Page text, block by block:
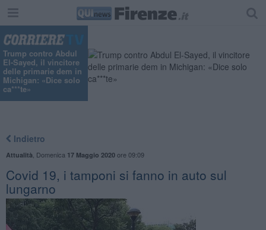
Trump contro Abdul
El-Sayed, il vincitore
delle primarie dem in
Michigan: «Dice solo
ca***te»
Indietro
Attualità Domenica 17 Maggio 2020ore 09:09
Covid 19, i tamponi si fanno in auto sul
lungarno